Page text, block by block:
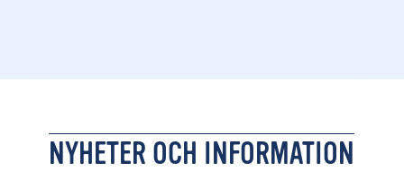
NYHETER OCH INFORMATION